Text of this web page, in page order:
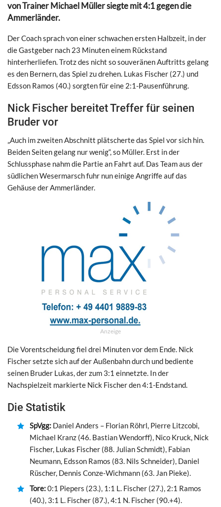
von Trainer Michael Müller siegte mit 4:1 gegen die
Ammerländer.
Der Coach sprach von einer schwachen ersten Halbzeit, in der
die Gastgeber nach 23 Minuten einem Rückstand
hinterherliefen. Trotz des nicht so souveränen Auftritts gelang
es den Bernern, das Spiel zu drehen. Lukas Fischer (27.) und
Edsson Ramos (40.) sorgten für eine 2:1-Pausenführung.
Nick Fischer bereitet Treffer für seinen
Bruder vor
„Auch im zweiten Abschnitt plätscherte das Spiel vor sich hin.
Beiden Seiten gelang nur wenig“, so Müller. Erst in der
Schlussphase nahm die Partie an Fahrt auf. Das Team aus der
südlichen Wesermarsch fuhr nun einige Angriffe auf das
Gehäuse der Ammerländer.
Anzeige
Die Vorentscheidung fiel drei Minuten vor dem Ende. Nick
Fischer setzte sich auf der Außenbahn durch und bediente
seinen Bruder Lukas, der zum 3:1 einnetzte. In der
Nachspielzeit markierte Nick Fischer den 4:1-Endstand.
Die Statistik
SpVgg: Daniel Anders – Florian Röhrl, Pierre Litzcobi,
Michael Kranz (46. Bastian Wendorff), Nico Kruck, Nick
Fischer, Lukas Fischer (88. Julian Schmidt), Fabian
Neumann, Edsson Ramos (83. Nils Schneider), Daniel
Rüscher, Dennis Conze-Wichmann (63. Jan Pieke).
Tore:0:1 Piepers (23.), 1:1 L. Fischer (27.), 2:1 Ramos
(40.), 3:1 L. Fischer (87.), 4:1 N. Fischer (90.+4).